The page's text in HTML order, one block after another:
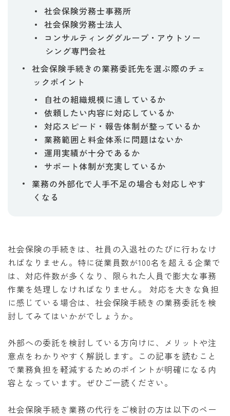
社会保険労務士事務所
社会保険労務士法人
コンサルティンググループ・アウトソー
シング専門会社
社会保険手続きの業務委託先を選ぶ際のチェ
ックポイント
自社の組織規模に適しているか
依頼したい内容に対応しているか
対応スピード・報告体制が整っているか
業務範囲と料金体系に問題はないか
運用実績が十分であるか
サポート体制が充実しているか
業務の外部化で人手不足の場合も対応しやす
くなる
社会保険の手続きは、社員の入退社のたびに行わなけ
ればなりません。特に従業員数が100名を超える企業で
は、対応件数が多くなり、限られた人員で膨大な事務
作業を処理しなければなりません。 対応を大きな負担
に感じている場合は、社会保険手続きの業務委託を検
討してみてはいかがでしょうか。
外部への委託を検討している方向けに、メリットや注
意点をわかりやすく解説します。この記事を読むこと
で業務負担を軽減するためのポイントが明確になる内
容となっています。ぜひご一読ください。
社会保険手続き業務の代行をご検討の方は以下のペー